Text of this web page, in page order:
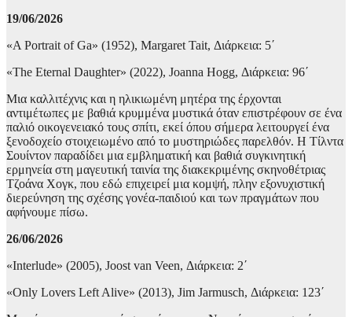
19/06/2026
«A Portrait of Ga» (1952), Margaret Tait, Διάρκεια: 5΄
«The Eternal Daughter» (2022), Joanna Hogg, Διάρκεια: 96΄
Μια καλλιτέχνις και η ηλικιωμένη μητέρα της έρχονται
αντιμέτωπες με βαθιά κρυμμένα μυστικά όταν επιστρέφουν σε ένα
παλιό οικογενειακό τους σπίτι, εκεί όπου σήμερα λειτουργεί ένα
ξενοδοχείο στοιχειωμένο από το μυστηριώδες παρελθόν. Η Τίλντα
Σουίντον παραδίδει μια εμβληματική και βαθιά συγκινητική
ερμηνεία στη μαγευτική ταινία της διακεκριμένης σκηνοθέτριας
Τζοάνα Χογκ, που εδώ επιχειρεί μια κομψή, πλην εξονυχιστική
διερεύνηση της σχέσης γονέα-παιδιού και των πραγμάτων που
αφήνουμε πίσω.
26/06/2026
«Interlude» (2005), Joost van Veen, Διάρκεια: 2΄
«Only Lovers Left Alive» (2013), Jim Jarmusch, Διάρκεια: 123΄